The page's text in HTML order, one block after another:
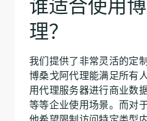
谁适合使用
理？
我们提供了非常灵活的定
博桑戈阿代理能满足所有
用代理服务器进行商业数
等等企业使用场景。而对